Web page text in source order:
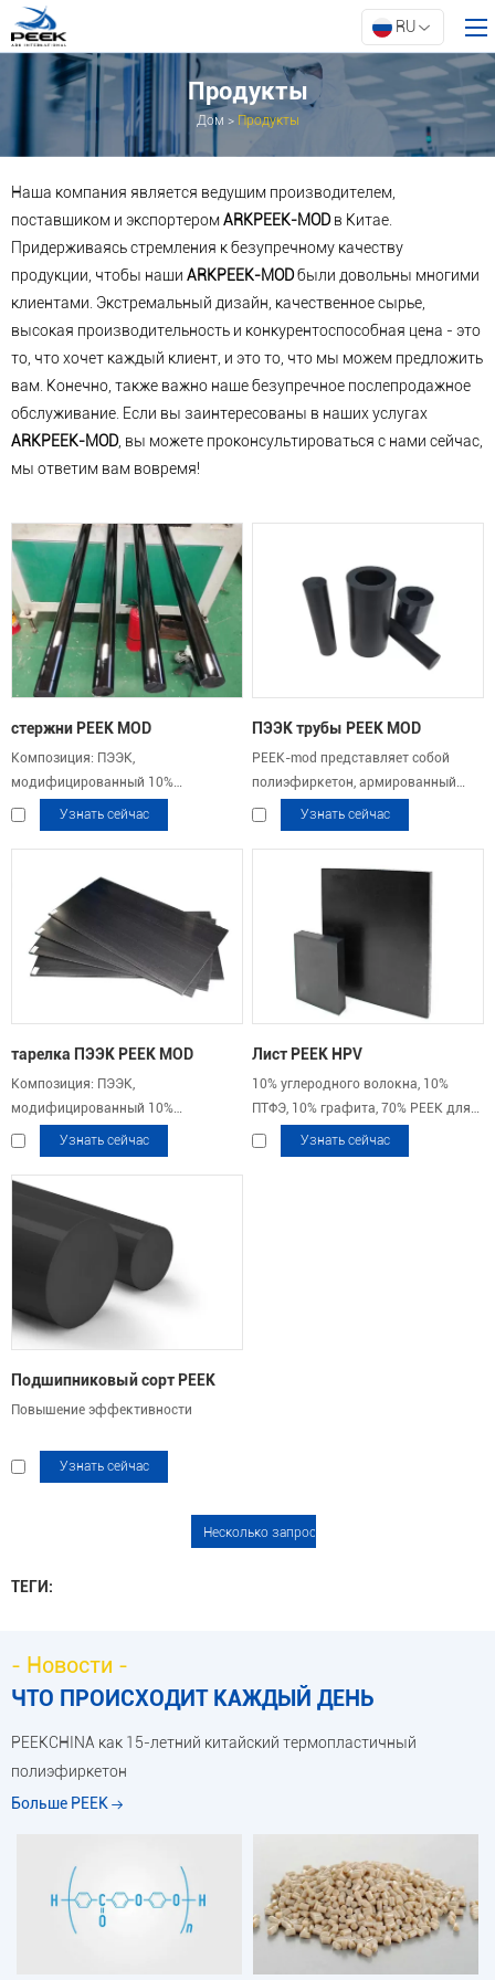
Свойство
Инновации
О АРК
Ресурсы
Связаться с нами
RU
Продукты
Дом > Продукты
Наша компания является ведущим производителем,
поставщиком и экспортеромARKPEEK-MOD в Китае.
Придерживаясь стремления к безупречному качеству
продукции, чтобы наши ARKPEEK-MODбыли довольны многими
клиентами. Экстремальный дизайн, качественное сырье,
высокая производительность и конкурентоспособная цена - это
то, что хочет каждый клиент, и это то, что мы можем предложить
вам. Конечно, также важно наше безупречное послепродажное
обслуживание. Если вы заинтересованы в наших услугах
ARKPEEK-MOD , вы можете проконсультироваться с нами сейчас,
мы ответим вам вовремя!
стержни PEEK MOD
Композиция: ПЭЭК,
модифицированный 10%
углеродным волокном, 10%
графитом, 10% ПТФЭ
Узнать сейчас
ПЭЭК трубы PEEK MOD
PEEK-mod представляет собой
полиэфиркетон, армированный
10% ПТФЭ, 10% графита и 10%
углеродного волокна.
Узнать сейчас
тарелка ПЭЭК PEEK MOD
Композиция: ПЭЭК,
модифицированный 10%
углеродным волокном, 10%
графитом, 10% ПТФЭ.
Узнать сейчас
Лист PEEK HPV
10% углеродного волокна, 10%
ПТФЭ, 10% графита, 70% PEEK для
превосходной прочности.
Узнать сейчас
Подшипниковый сорт PEEK
Повышение эффективности
Узнать сейчас
ТЕГИ:
- Новости -
ЧТО ПРОИСХОДИТ КАЖДЫЙ ДЕНЬ
PEEKCHINA как 15-летний китайский термопластичный
полиэфиркетон
Больше PEEK